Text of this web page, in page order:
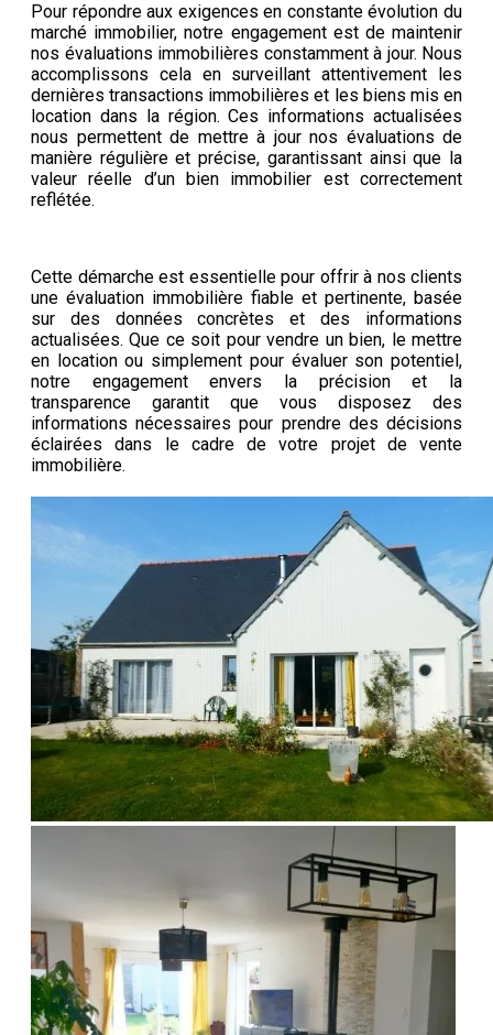
Pour répondre aux exigences en constante évolution du
marché immobilier, notre engagement est de maintenir
nos évaluations immobilières constamment à jour. Nous
accomplissons cela en surveillant attentivement les
dernières transactions immobilières et les biens mis en
location dans la région. Ces informations actualisées
nous permettent de mettre à jour nos évaluations de
manière régulière et précise, garantissant ainsi que la
valeur réelle d’un bien immobilier est correctement
reflétée.
Cette démarche est essentielle pour offrir à nos clients
une évaluation immobilière fiable et pertinente, basée
sur des données concrètes et des informations
actualisées. Que ce soit pour vendre un bien, le mettre
en location ou simplement pour évaluer son potentiel,
notre engagement envers la précision et la
transparence garantit que vous disposez des
informations nécessaires pour prendre des décisions
éclairées dans le cadre de votre projet de vente
immobilière.